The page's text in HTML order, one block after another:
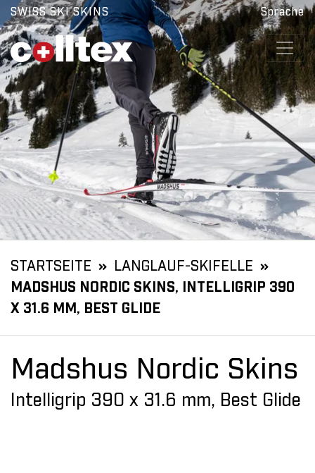
SWISS SKI SKINS Sprache
STARTSEITE
LANGLAUF-SKIFELLE
MADSHUS NORDIC SKINS, INTELLIGRIP 390
X 31.6 MM, BEST GLIDE
Madshus Nordic Skins
Intelligrip 390 x 31.6 mm, Best Glide